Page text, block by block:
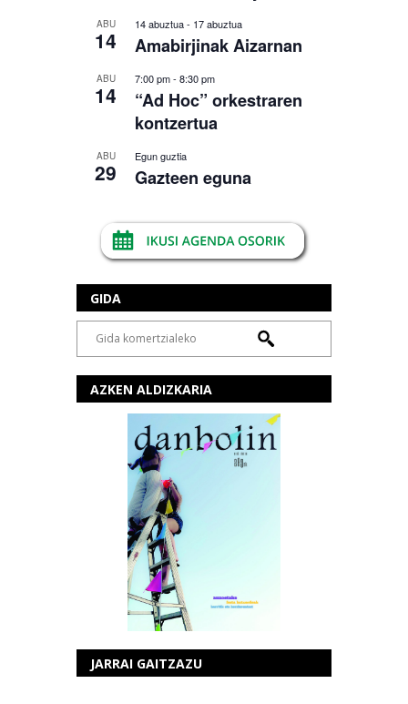
ABU
14
14 abuztua- 17 abuztua
Amabirjinak Aizarnan
ABU
14
7:00 pm- 8:30 pm
“Ad Hoc” orkestraren
kontzertua
ABU
29
Egun guztia
Gazteen eguna
GIDA
AZKEN ALDIZKARIA
JARRAI GAITZAZU